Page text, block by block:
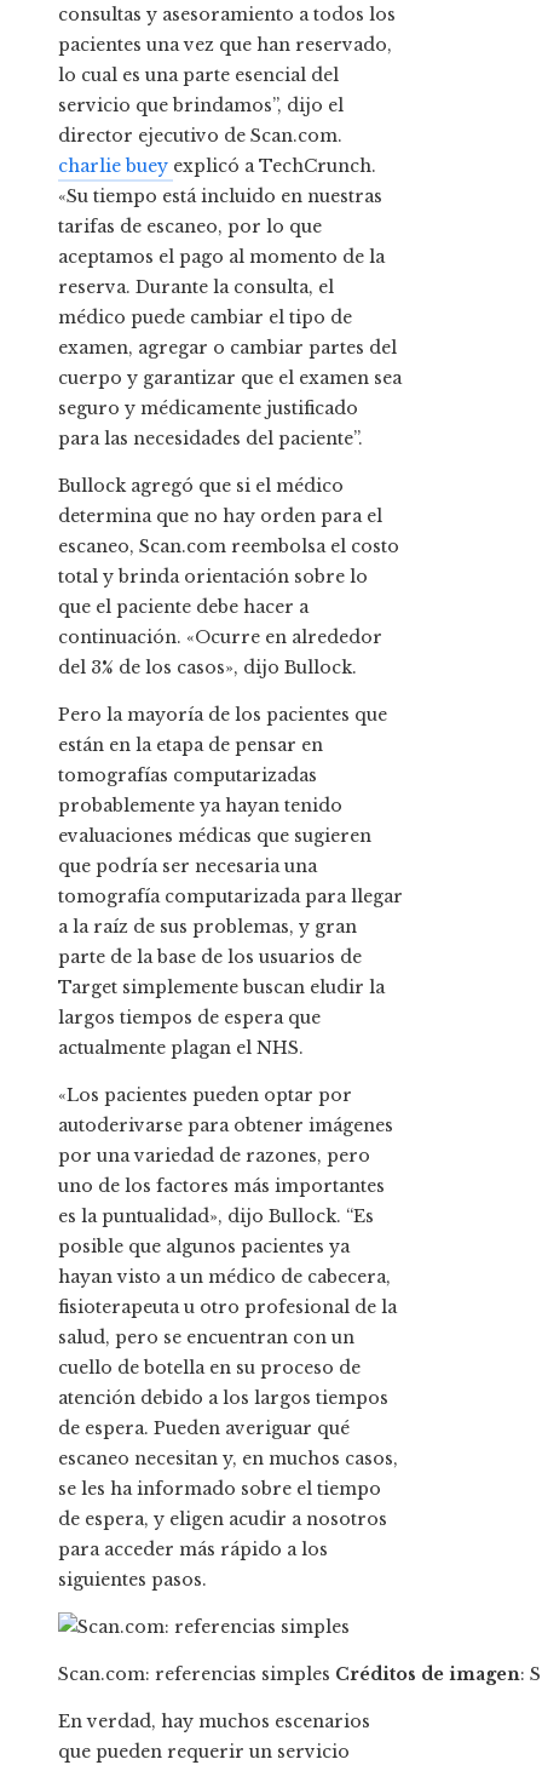
consultas y asesoramiento a todos los
pacientes una vez que han reservado,
lo cual es una parte esencial del
servicio que brindamos”, dijo el
director ejecutivo de Scan.com.
charlie buey explicó a TechCrunch.
«Su tiempo está incluido en nuestras
tarifas de escaneo, por lo que
aceptamos el pago al momento de la
reserva. Durante la consulta, el
médico puede cambiar el tipo de
examen, agregar o cambiar partes del
cuerpo y garantizar que el examen sea
seguro y médicamente justificado
para las necesidades del paciente”.
Bullock agregó que si el médico
determina que no hay orden para el
escaneo, Scan.com reembolsa el costo
total y brinda orientación sobre lo
que el paciente debe hacer a
continuación. «Ocurre en alrededor
del 3% de los casos», dijo Bullock.
Pero la mayoría de los pacientes que
están en la etapa de pensar en
tomografías computarizadas
probablemente ya hayan tenido
evaluaciones médicas que sugieren
que podría ser necesaria una
tomografía computarizada para llegar
a la raíz de sus problemas, y gran
parte de la base de los usuarios de
Target simplemente buscan eludir la
largos tiempos de espera que
actualmente plagan el NHS.
«Los pacientes pueden optar por
autoderivarse para obtener imágenes
por una variedad de razones, pero
uno de los factores más importantes
es la puntualidad», dijo Bullock. “Es
posible que algunos pacientes ya
hayan visto a un médico de cabecera,
fisioterapeuta u otro profesional de la
salud, pero se encuentran con un
cuello de botella en su proceso de
atención debido a los largos tiempos
de espera. Pueden averiguar qué
escaneo necesitan y, en muchos casos,
se les ha informado sobre el tiempo
de espera, y eligen acudir a nosotros
para acceder más rápido a los
siguientes pasos.
Scan.com: referencias simples Créditos de imagen:
En verdad, hay muchos escenarios
que pueden requerir un servicio